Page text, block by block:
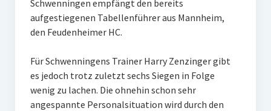
W U16
M U18
Schwenningen empfängt den bereits
aufgestiegenen Tabellenführer aus Mannheim,
den Feudenheimer HC.
Für Schwenningens Trainer Harry Zenzinger gibt
es jedoch trotz zuletzt sechs Siegen in Folge
wenig zu lachen. Die ohnehin schon sehr
angespannte Personalsituation wird durch den